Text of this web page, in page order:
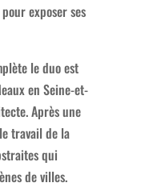
exposer ses
le duo est
en Seine-et-
Après une
travail de la
qui
de villes.